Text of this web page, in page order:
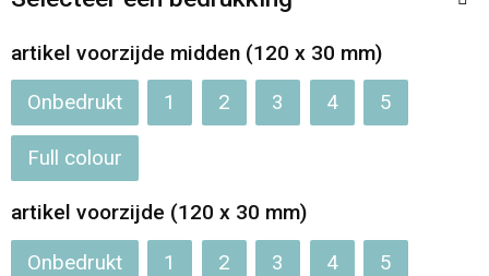
Regenkleding
Hygiëne en Persoonlijke verzorging
Papieren tassen
Tablettassen
Opvouwbare tassen
artikel voorzijde midden (120 x 30 mm)
Onbedrukt 1 2 3 4 5
Full colour
artikel voorzijde (120 x 30 mm)
Onbedrukt 1 2 3 4 5